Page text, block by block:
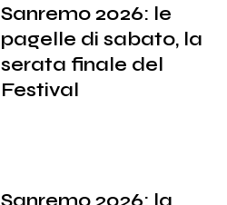
Sanremo 2026: le
pagelle di sabato, la
serata finale del
Festival